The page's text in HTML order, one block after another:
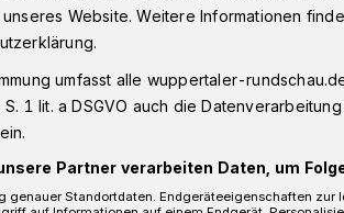
eines Pkw und
(9. März 2017) auf der
zwei Personen verletzt.
Website. Weitere Informationen
umfasst alle wuppertaler-
1 lit. a DSGVO auch die
Partner verarbeiten Daten, um
genauer Standortdaten. Endgeräteeigenschaften zur